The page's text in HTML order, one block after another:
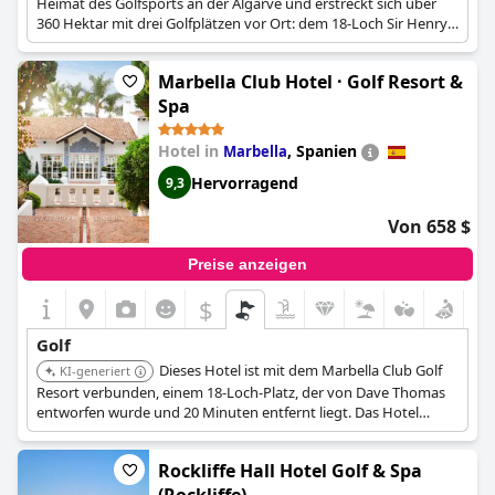
macht.
Insgesamt erweist sich dasPestana Vila Sol - Vilamoura
Premium Golf Resort (Pestana Vila Sol Golf - Vilamoura)als ein
idealer Ort für einen Golfurlaub, der den Charme
hervorragender Golfeinrichtungen mit dem Komfort von
Annehmlichkeiten vor Ort und ansprechenden Preisen
verbindet.
360 Hektar mit drei Golfplätzen vor Ort: dem 18-Loch Sir Henry
Cotton Championship Course, dem 9-Loch Resort Course und
dem 9-Loch Academy Course. Es bietet umfangreiche
Golfeinrichtungen, darunter eine Driving Range, einen Pro-Shop
und Golfstunden.
Marbella Club Hotel · Golf Resort &
Spa
Hotel in Marbella, Spanien
9,3 Hervorragend
Von 658 $
Preise anzeigen
$
Golf
KI-generiert
Dieses Hotel ist mit dem Marbella Club Golf
Resort verbunden, einem 18-Loch-Platz, der von Dave Thomas
entworfen wurde und 20 Minuten entfernt liegt. Das Hotel
bietet einen kostenlosen Shuttleservice zum Golfplatz sowie
einen Pro Shop, eine Driving Range und ein Putting Green.
Rockliffe Hall Hotel Golf & Spa